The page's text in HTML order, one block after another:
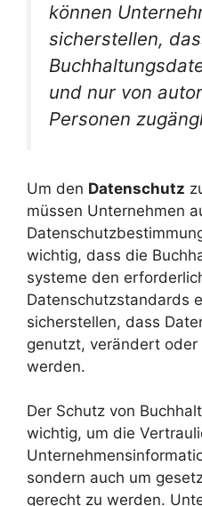
können
sicherstellen,
und nur von
Personen
Um den Datenschutz
müssen Unternehmen
wichtig, dass die
systeme den
Datenschutzstandards
sicherstellen, dass
genutzt, verändert
werden.
Der Schutz von
wichtig, um die
sondern auch um
gerecht zu werden.